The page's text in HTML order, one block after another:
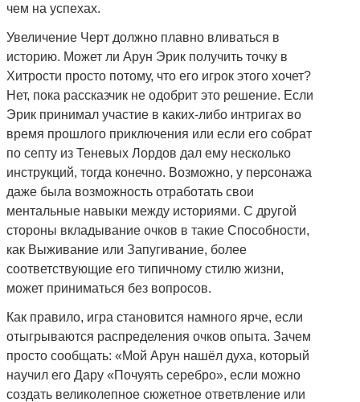
чем на успехах.
Увеличение Черт должно плавно вливаться в
историю. Может ли Арун Эрик получить точку в
Хитрости просто потому, что его игрок этого хочет?
Нет, пока рассказчик не одобрит это решение. Если
Эрик принимал участие в каких-либо интригах во
время прошлого приключения или если его собрат
по септу из Теневых Лордов дал ему несколько
инструкций, тогда конечно. Возможно, у персонажа
даже была возможность отработать свои
ментальные навыки между историями. С другой
стороны вкладывание очков в такие Способности,
как Выживание или Запугивание, более
соответствующие его типичному стилю жизни,
может приниматься без вопросов.
Как правило, игра становится намного ярче, если
отыгрываются распределения очков опыта. Зачем
просто сообщать: «Мой Арун нашёл духа, который
научил его Дару «Почуять серебро», если можно
создать великолепное сюжетное ответвление или